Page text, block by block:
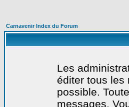
Carnavenir Index du Forum
Les
éditer tous les
possible.
messages.